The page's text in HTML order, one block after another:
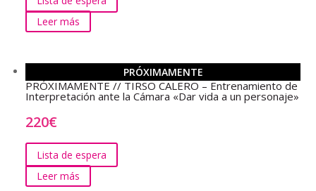
Leer más
PRÓXIMAMENTE
PRÓXIMAMENTE // TIRSO CALERO – Entrenamiento de
Interpretación ante la Cámara «Dar vida a un personaje»
220€
Lista de espera
Leer más